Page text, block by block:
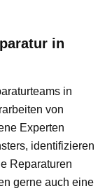
in
in
von
Experten
identifizieren
Reparaturen
gerne auch eine